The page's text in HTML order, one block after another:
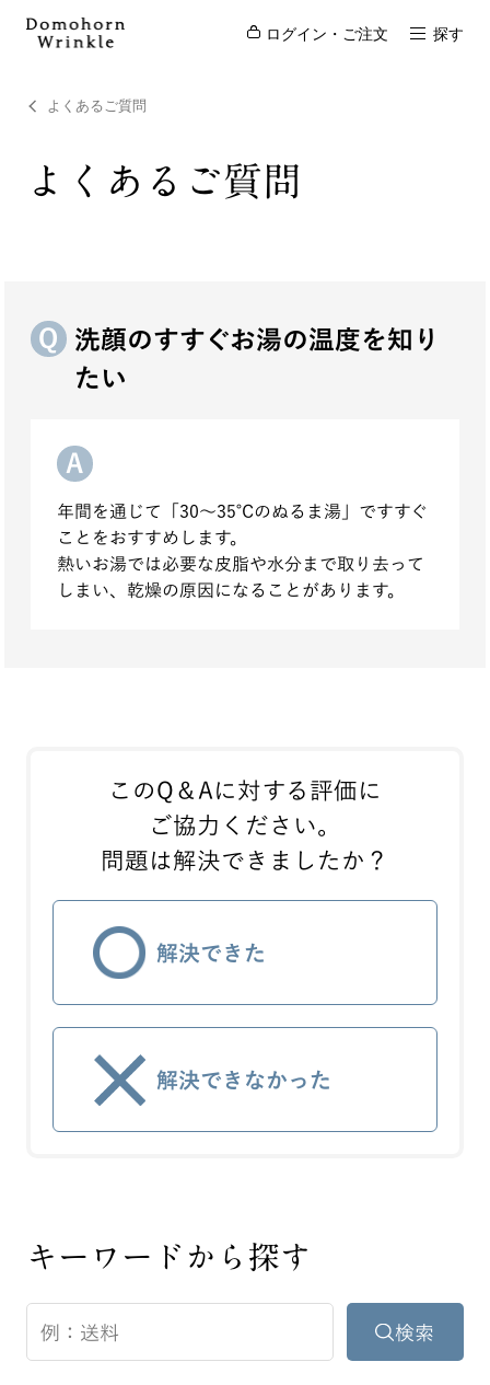
ログイン・ご注文 探す
よくあるご質問
よくあるご質問
洗顔のすすぐお湯の温度を知り
たい
年間を通じて「30～35℃のぬるま湯」ですすぐ
ことをおすすめします。
熱いお湯では必要な皮脂や水分まで取り去って
しまい、乾燥の原因になることがあります。
このQ＆Aに対する評価に
ご協力ください。
問題は解決できましたか？
解決できた
解決できなかった
キーワードから探す